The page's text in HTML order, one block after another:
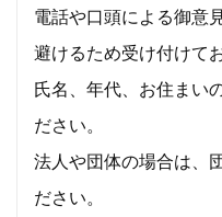
電話や口頭による御意
避けるため受け付けて
氏名、年代、お住まい
ださい。
法人や団体の場合は、
ださい。